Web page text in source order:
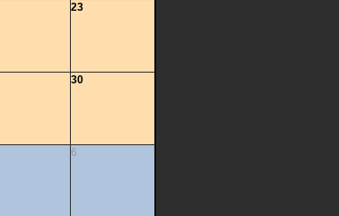
23
30
6